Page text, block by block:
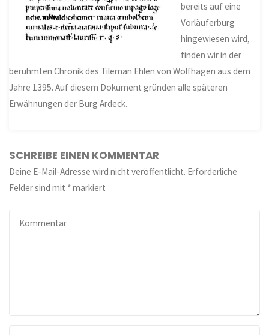
bereits auf eine
Vorläuferburg
hingewiesen wird,
finden wir in der
berühmten Chronik des Tileman Ehlen von Wolfhagen aus dem
Jahre 1395. Auf diesem Dokument gründen alle späteren
Erwähnungen der Burg Ardeck.
SCHREIBE EINEN KOMMENTAR
Deine E-Mail-Adresse wird nicht veröffentlicht. Erforderliche
Felder sind mit *markiert